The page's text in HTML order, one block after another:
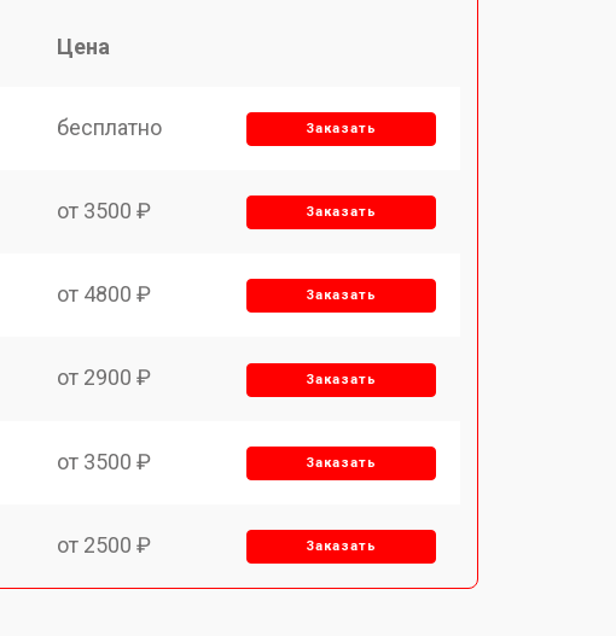
Цена
бесплатно Заказать
от 3500 ₽ Заказать
от 4800 ₽ Заказать
от 2900 ₽ Заказать
от 3500 ₽ Заказать
от 2500 ₽ Заказать